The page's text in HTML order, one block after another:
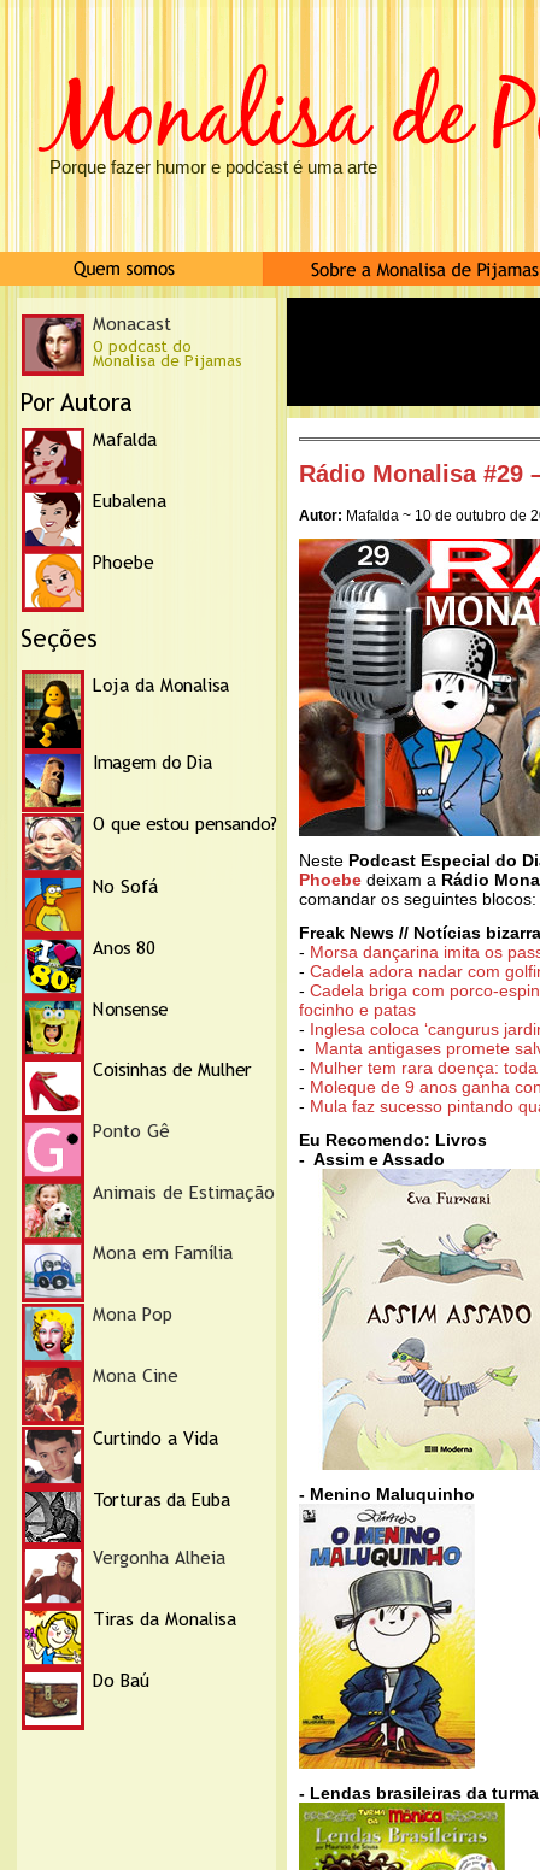
Porque fazer humor e podcast é uma arte
Rádio Monalisa #29
Autor: Mafalda ~ 10 de outubro de
Neste Podcast Especial do
Phoebe deixam a Rádio
comandar os seguintes blocos:
Freak News // Notícias
- Morsa dançarina imita os
- Cadela adora nadar com
- Cadela briga com porco-
focinho e patas
- Inglesa coloca ‘cangurus
- Manta antigases promete
- Mulher tem rara doença:
- Moleque de 9 anos ganha
- Mula faz sucesso pintando
Eu Recomendo: Livros
- Assim e Assado
- Menino Maluquinho
- Lendas brasileiras da